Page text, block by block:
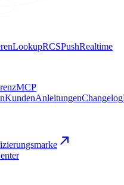
LookupRCSPushRealtime
MCP
KundenAnleitungenChangelog